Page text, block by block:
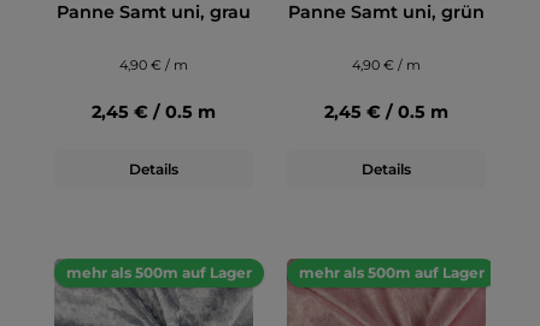
Panne Samt uni, grau
4,90 € / m
2,45 € / 0.5 m
Details
Panne Samt uni, grün
4,90 € / m
2,45 € / 0.5 m
Details
mehr als 500m auf Lager mehr als 500m auf Lager